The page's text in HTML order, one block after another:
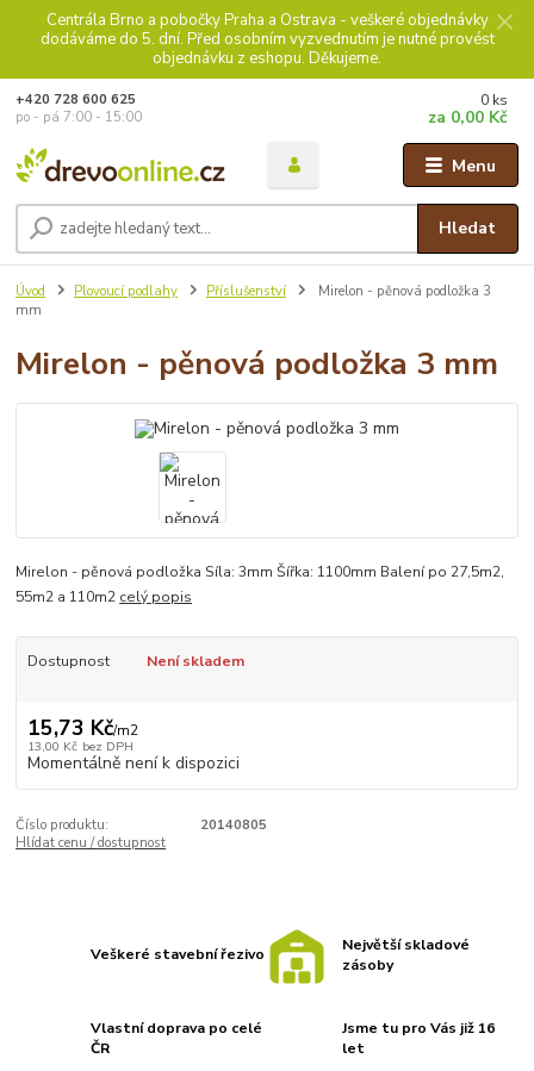
Centrála Brno a pobočky Praha a Ostrava - veškeré objednávky
dodáváme do 5. dní. Před osobním vyzvednutím je nutné provést
objednávku z eshopu. Děkujeme.
Menu
Hledat
+420 728 600 625
po - pá 7:00 - 15:00
0 ks
za 0,00 Kč
Úvod Plovoucí podlahy Příslušenství
Mirelon - pěnová podložka 3
mm
Mirelon - pěnová podložka 3 mm
Mirelon - pěnová podložka Síla: 3mm Šířka: 1100mm Balení po 27,5m2,
55m2 a 110m2 celý popis
Dostupnost Není skladem
15,73 Kč/m2
13,00 Kč bez DPH
Momentálně není k dispozici
Číslo produktu:
20140805
Hlídat cenu / dostupnost
Veškeré stavební řezivo
Největší skladové
zásoby
Vlastní doprava po celé
ČR
Jsme tu pro Vás již 16
let